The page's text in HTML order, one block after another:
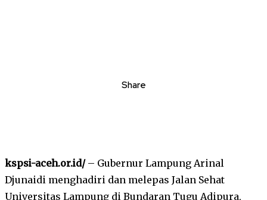
Share
kspsi-aceh.or.id/– Gubernur Lampung Arinal
Djunaidi menghadiri dan melepas Jalan Sehat
Universitas Lampung di Bundaran Tugu Adipura,